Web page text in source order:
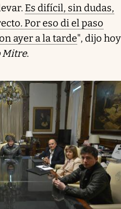
Es difícil, sin dudas,
Por eso di el paso
ayer a la tarde", dijo hoy
Mitre.